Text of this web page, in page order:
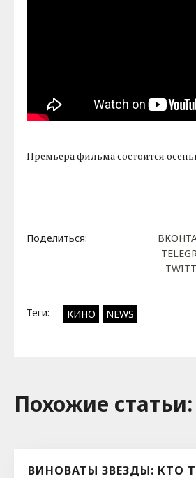
Премьера фильма состоится
Поделиться:
Теги: КИНО NEWS
Похожие cтатьи:
ВИНОВАТЫ ЗВЕЗДЫ: КТО